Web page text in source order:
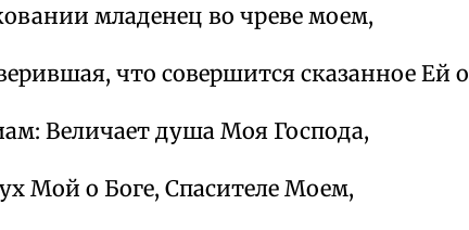
младенец во чреве моем,
что совершится сказанное Ей
Величает душа Моя Господа,
Мой о Боге, Спасителе Моем,